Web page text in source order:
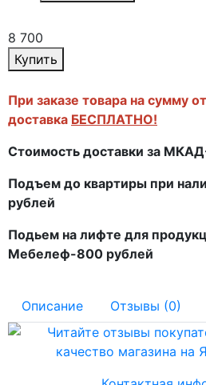
8 700
Купить
При заказе товара на сумму
доставка БЕСПЛАТНО!
Стоимость доставки за
Подъем до квартиры при
рублей
Подьем на лифте для
Мебелеф-800 рублей
Описание Отзывы (0)